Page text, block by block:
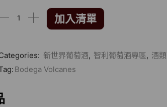
加入清單
新世界葡萄酒, 智利葡萄酒專區, 酒類
Bodega Volcanes